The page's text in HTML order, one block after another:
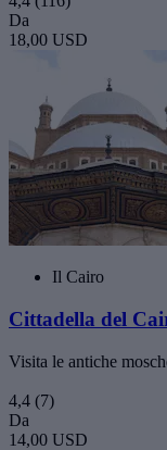
Da
18,00 USD
Il Cairo
Cittadella del
Visita le antiche
4,4 (7)
Da
14,00 USD